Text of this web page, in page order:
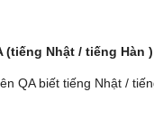
(tiếng Nhật / tiếng Hàn
QA biết tiếng Nhật /